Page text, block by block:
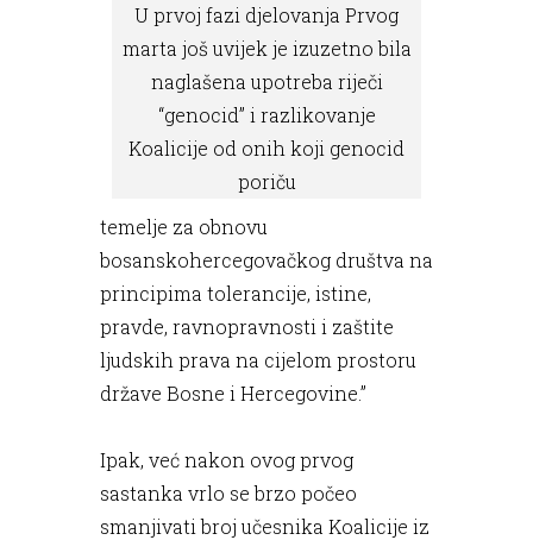
U prvoj fazi djelovanja Prvog
marta još uvijek je izuzetno bila
naglašena upotreba riječi
“genocid” i razlikovanje
Koalicije od onih koji genocid
poriču
temelje za obnovu
bosanskohercegovačkog društva na
principima tolerancije, istine,
pravde, ravnopravnosti i zaštite
ljudskih prava na cijelom prostoru
države Bosne i Hercegovine.”
Ipak, već nakon ovog prvog
sastanka vrlo se brzo počeo
smanjivati broj učesnika Koalicije iz